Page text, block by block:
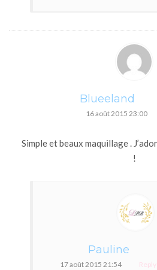
Blueeland
16 août 2015 23:00
Simple et beaux maquillage .
!
Pauline
17 août 2015 21:54 Reply